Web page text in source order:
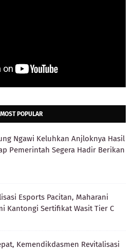
MOST POPULAR
Ngawi Keluhkan Anjloknya Hasil
Pemerintah Segera Hadir Berikan
Esports Pacitan, Maharani
Kantongi Sertifikat Wasit Tier C
Kemendikdasmen Revitalisasi